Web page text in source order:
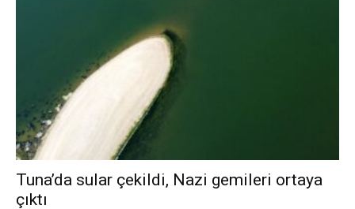
Tuna’da sular çekildi, Nazi gemileri ortaya
çıktı